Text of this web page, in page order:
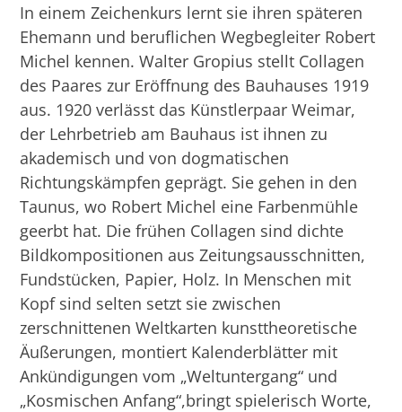
In einem Zeichenkurs lernt sie ihren späteren
Ehemann und beruflichen Wegbegleiter Robert
Michel kennen. Walter Gropius stellt Collagen
des Paares zur Eröffnung des Bauhauses 1919
aus. 1920 verlässt das Künstlerpaar Weimar,
der Lehrbetrieb am Bauhaus ist ihnen zu
akademisch und von dogmatischen
Richtungskämpfen geprägt. Sie gehen in den
Taunus, wo Robert Michel eine Farbenmühle
geerbt hat. Die frühen Collagen sind dichte
Bildkompositionen aus Zeitungsausschnitten,
Fundstücken, Papier, Holz. In Menschen mit
Kopf sind selten setzt sie zwischen
zerschnittenen Weltkarten kunsttheoretische
Äußerungen, montiert Kalenderblätter mit
Ankündigungen vom „Weltuntergang“ und
„Kosmischen Anfang“,bringt spielerisch Worte,